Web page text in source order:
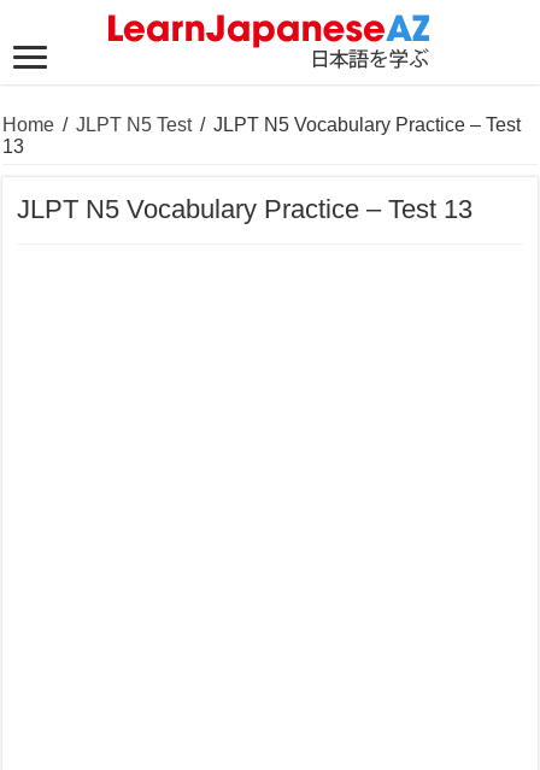
Home / JLPT N5 Test / JLPT N5 Vocabulary Practice – Test
13
JLPT N5 Vocabulary Practice – Test 13